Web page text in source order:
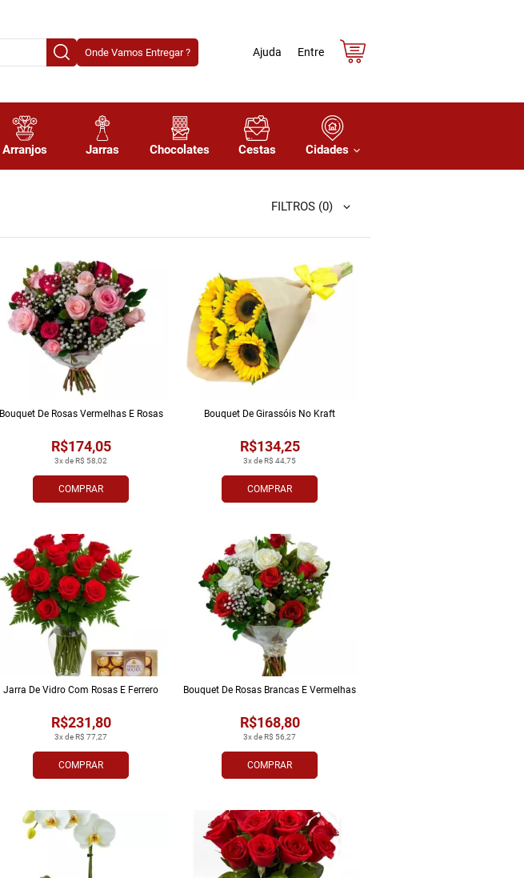
Onde Vamos Entregar ? Entre
Ajuda
Arranjos Jarras Chocolates Cestas Cidades
FILTROS (0)
COMPRAR
3x de R$ 58,02
R$174,05
Bouquet De Rosas Vermelhas E Rosas
COMPRAR
3x de R$ 44,75
R$134,25
Bouquet De Girassóis No Kraft
COMPRAR
3x de R$ 77,27
R$231,80
Jarra De Vidro Com Rosas E Ferrero
COMPRAR
3x de R$ 56,27
R$168,80
Bouquet De Rosas Brancas E Vermelhas